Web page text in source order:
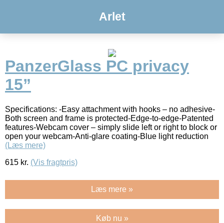
Arlet
PanzerGlass PC privacy
15”
Specifications: -Easy attachment with hooks – no adhesive-
Both screen and frame is protected-Edge-to-edge-Patented
features-Webcam cover – simply slide left or right to block or
open your webcam-Anti-glare coating-Blue light reduction
(Læs mere)
615 kr. (Vis fragtpris)
Læs mere »
Køb nu »